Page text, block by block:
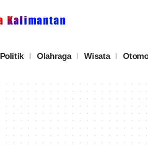
Politik Olahraga Wisata